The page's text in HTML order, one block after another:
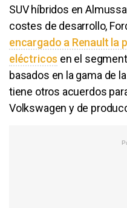
SUV híbridos en
costes de desarrollo,
encargado a Renault la
eléctricos en el
basados en la gama de
tiene otros acuerdos
Volkswagen y de